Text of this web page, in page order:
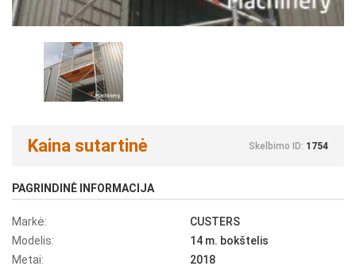
Kaina sutartinė Skelbimo ID: 1754
PAGRINDINĖ INFORMACIJA
Markė:
CUSTERS
Modelis:
14 m. bokštelis
Metai:
2018